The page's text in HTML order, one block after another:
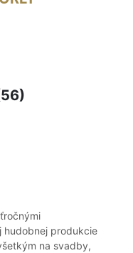
hudobnej produkcie
na svadby,